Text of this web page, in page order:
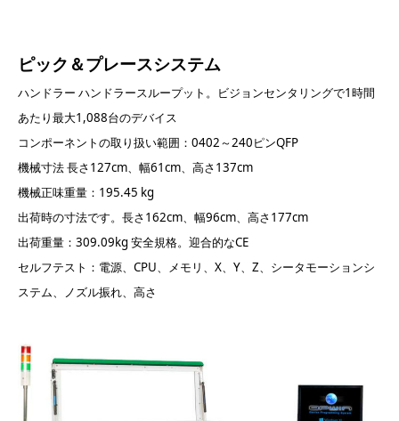
ピック＆プレースシステム
ハンドラー ハンドラースループット。ビジョンセンタリングで1時間
あたり最大1,088台のデバイス
コンポーネントの取り扱い範囲：0402～240ピンQFP
機械寸法 長さ127cm、幅61cm、高さ137cm
機械正味重量：195.45 kg
出荷時の寸法です。長さ162cm、幅96cm、高さ177cm
出荷重量：309.09kg 安全規格。迎合的なCE
セルフテスト：電源、CPU、メモリ、X、Y、Z、シータモーションシ
ステム、ノズル振れ、高さ